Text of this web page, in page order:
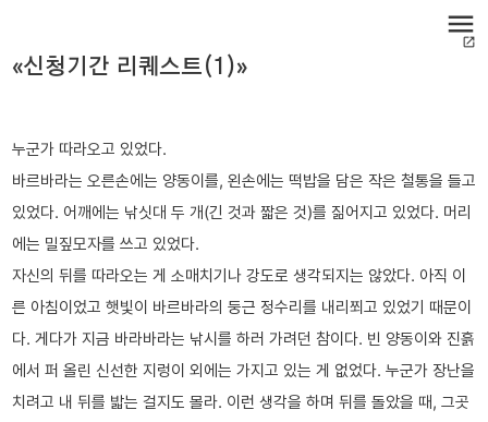
menu
open_in_new
«신청기간 리퀘스트(1)»
누군가 따라오고 있었다.
바르바라는 오른손에는 양동이를, 왼손에는 떡밥을 담은 작은 철통을 들고
있었다. 어깨에는 낚싯대 두 개(긴 것과 짧은 것)를 짊어지고 있었다. 머리
에는 밀짚모자를 쓰고 있었다.
자신의 뒤를 따라오는 게 소매치기나 강도로 생각되지는 않았다. 아직 이
른 아침이었고 햇빛이 바르바라의 둥근 정수리를 내리쬐고 있었기 때문이
다. 게다가 지금 바라바라는 낚시를 하러 가려던 참이다. 빈 양동이와 진흙
에서 퍼 올린 신선한 지렁이 외에는 가지고 있는 게 없었다. 누군가 장난을
치려고 내 뒤를 밟는 걸지도 몰라. 이런 생각을 하며 뒤를 돌았을 때, 그곳